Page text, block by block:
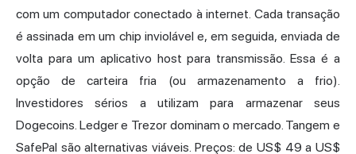
com um computador conectado à internet. Cada transação
é assinada em um chip inviolável e, em seguida, enviada de
volta para um aplicativo host para transmissão. Essa é a
opção decarteira fria (ou armazenamento a frio).
Investidores sérios a utilizam para armazenar seus
Dogecoins. Ledger e Trezor dominam o mercado. Tangem e
SafePal são alternativas viáveis. Preços: de US$ 49 a US$